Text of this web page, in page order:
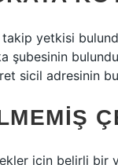
yetkisi
şubesinin
sicil adresinin
için belirli bir